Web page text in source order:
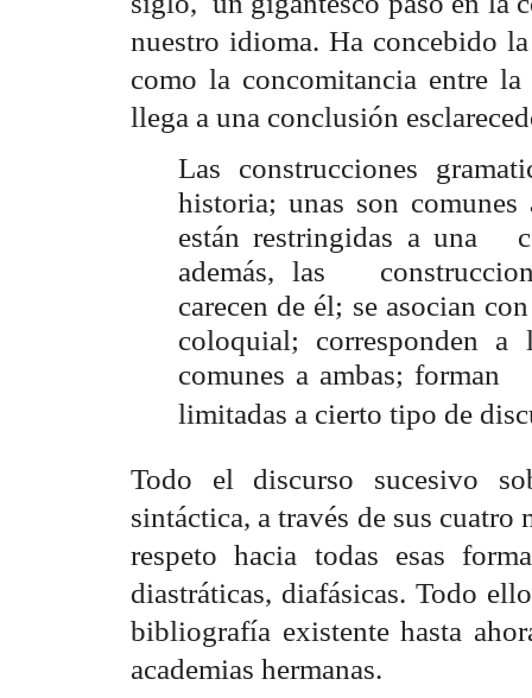
nuestro idioma. Ha concebido la
como la concomitancia entre
llega a una conclusión
Las construcciones
historia; unas son
están restringidas a una
además, las
carecen de él; se asocian
coloquial; corresponden
comunes a ambas;
limitadas a cierto tipo de
Todo el discurso sucesivo
sintáctica, a través de sus cuatro
respeto hacia todas esas
diastráticas, diafásicas. Todo
bibliografía existente hasta
academias hermanas.